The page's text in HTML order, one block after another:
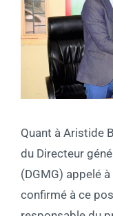
Quant à Aristide
du Directeur
(DGMG) appelé
confirmé à ce